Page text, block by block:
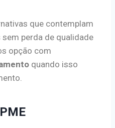
que contemplam
perda de qualidade
opção com
quando isso